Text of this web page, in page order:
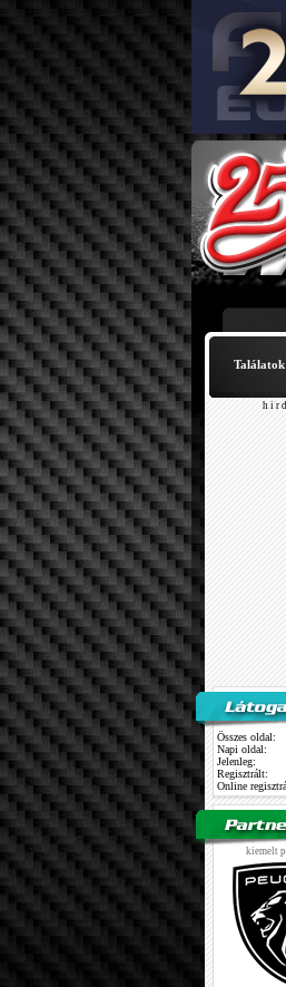
h i r
Összes oldal:
Napi oldal:
Jelenleg:
Regisztrált:
Online
kiemelt